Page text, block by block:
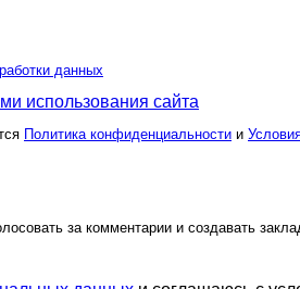
данных
использования сайта
Политика конфиденциальности и
за комментарии и создавать